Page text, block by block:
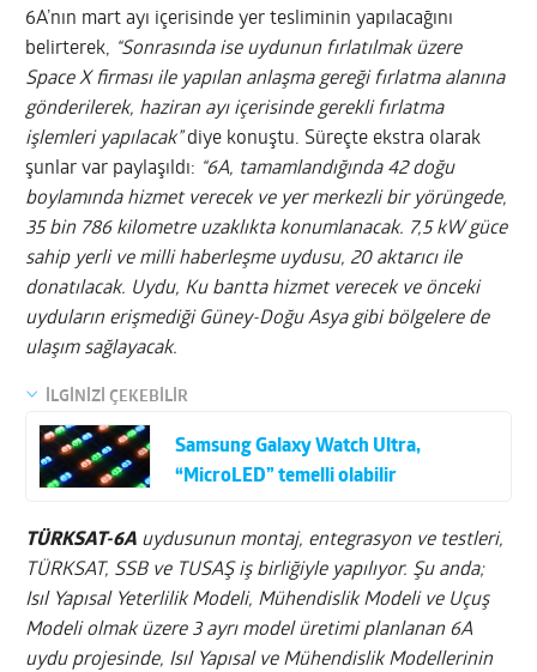
6A’nın mart ayı içerisinde yer tesliminin yapılacağını
belirterek, “Sonrasında ise uydunun fırlatılmak üzere
Space X firması ile yapılan anlaşma gereği fırlatma alanına
gönderilerek, haziran ayı içerisinde gerekli fırlatma
işlemleri yapılacak”diye konuştu. Süreçte ekstra olarak
şunlar var paylaşıldı: “6A, tamamlandığında 42 doğu
boylamında hizmet verecek ve yer merkezli bir yörüngede,
35 bin 786 kilometre uzaklıkta konumlanacak. 7,5 kW güce
sahip yerli ve milli haberleşme uydusu, 20 aktarıcı ile
donatılacak. Uydu, Ku bantta hizmet verecek ve önceki
uyduların erişmediği Güney-Doğu Asya gibi bölgelere de
ulaşım sağlayacak.
İLGİNİZİ ÇEKEBİLİR
Samsung Galaxy Watch Ultra,
“MicroLED” temelli olabilir
TÜRKSAT-6A uydusunun montaj, entegrasyon ve testleri,
TÜRKSAT, SSB ve TUSAŞ iş birliğiyle yapılıyor. Şu anda;
Isıl Yapısal Yeterlilik Modeli, Mühendislik Modeli ve Uçuş
Modeli olmak üzere 3 ayrı model üretimi planlanan 6A
uydu projesinde, Isıl Yapısal ve Mühendislik Modellerinin